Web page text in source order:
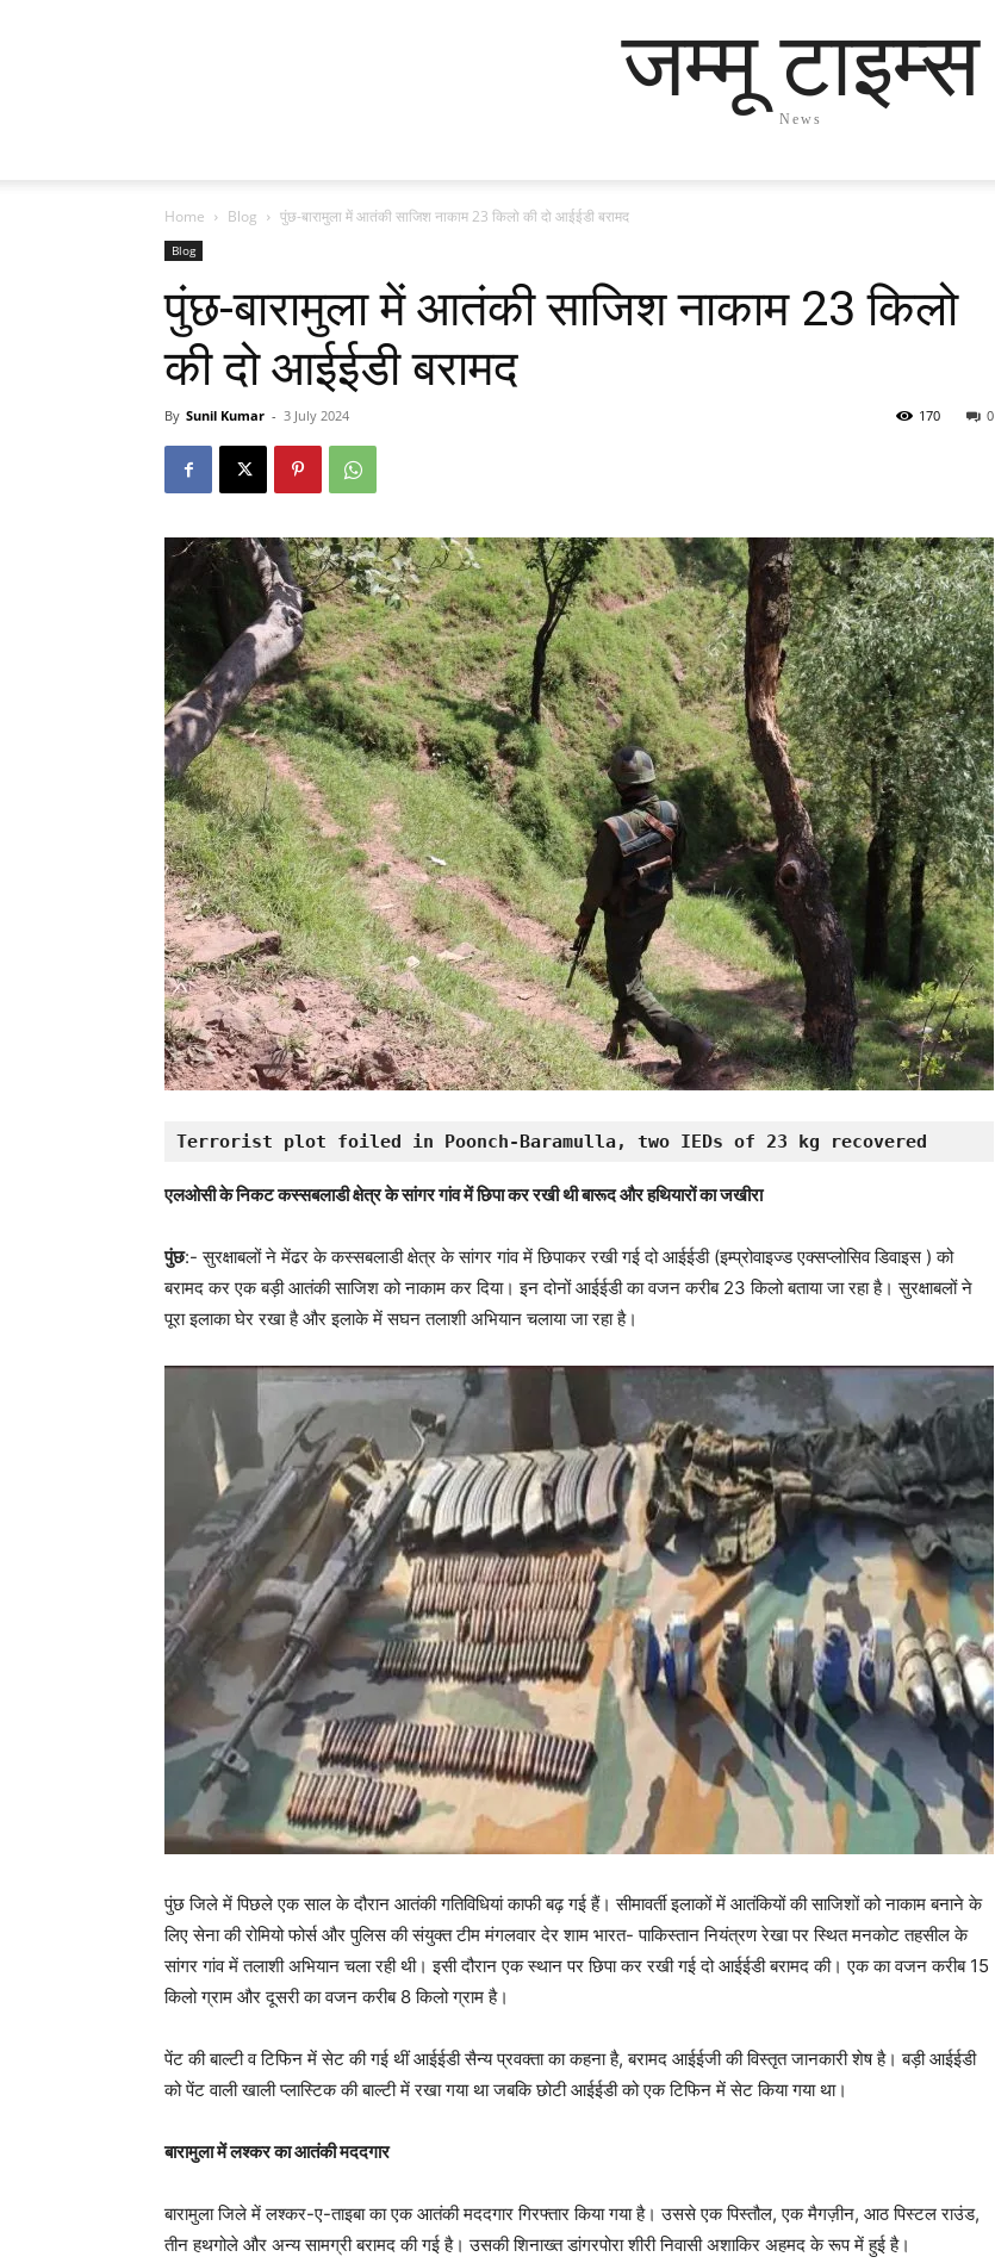
जम्मू टाइम्स
News
Home Blog पुंछ-बारामुला में आतंकी साजिश नाकाम 23 किलो की दो आईईडी बरामद
Blog
पुंछ-बारामुला में आतंकी साजिश नाकाम 23 किलो
की दो आईईडी बरामद
By Sunil Kumar - 3 July 2024 0
170
Terrorist plot foiled in Poonch-Baramulla, two IEDs of 23 kg recovered
एलओसी के निकट कस्सबलाडी क्षेत्र के सांगर गांव में छिपा कर रखी थी बारूद और हथियारों का जखीरा
पुंछ:- सुरक्षाबलों ने मेंढर के कस्सबलाडी क्षेत्र के सांगर गांव में छिपाकर रखी गई दो आईईडी (इम्प्रोवाइज्ड एक्सप्लोसिव डिवाइस ) को
बरामद कर एक बड़ी आतंकी साजिश को नाकाम कर दिया। इन दोनों आईईडी का वजन करीब 23 किलो बताया जा रहा है। सुरक्षाबलों ने
पूरा इलाका घेर रखा है और इलाके में सघन तलाशी अभियान चलाया जा रहा है।
पुंछ जिले में पिछले एक साल के दौरान आतंकी गतिविधियां काफी बढ़ गई हैं। सीमावर्ती इलाकों में आतंकियों की साजिशों को नाकाम बनाने के
लिए सेना की रोमियो फोर्स और पुलिस की संयुक्त टीम मंगलवार देर शाम भारत- पाकिस्तान नियंत्रण रेखा पर स्थित मनकोट तहसील के
सांगर गांव में तलाशी अभियान चला रही थी। इसी दौरान एक स्थान पर छिपा कर रखी गई दो आईईडी बरामद की। एक का वजन करीब 15
किलो ग्राम और दूसरी का वजन करीब 8 किलो ग्राम है।
पेंट की बाल्टी व टिफिन में सेट की गई थीं आईईडी सैन्य प्रवक्ता का कहना है, बरामद आईईजी की विस्तृत जानकारी शेष है। बड़ी आईईडी
को पेंट वाली खाली प्लास्टिक की बाल्टी में रखा गया था जबकि छोटी आईईडी को एक टिफिन में सेट किया गया था।
बारामुला में लश्कर का आतंकी मददगार
बारामुला जिले में लश्कर-ए-ताइबा का एक आतंकी मददगार गिरफ्तार किया गया है। उससे एक पिस्तौल, एक मैगज़ीन, आठ पिस्टल राउंड,
तीन हथगोले और अन्य सामग्री बरामद की गई है। उसकी शिनाख्त डांगरपोरा शीरी निवासी अशाकिर अहमद के रूप में हुई है।